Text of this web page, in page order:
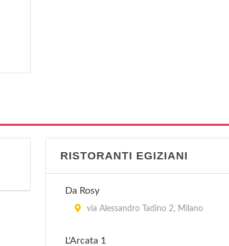
RISTORANTI EGIZIANI
Da Rosy
via Alessandro Tadino 2, Milano
L'Arcata 1